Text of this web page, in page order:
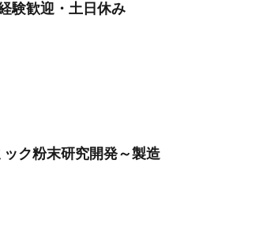
験歓迎・土日休み
ク粉末研究開発～製造